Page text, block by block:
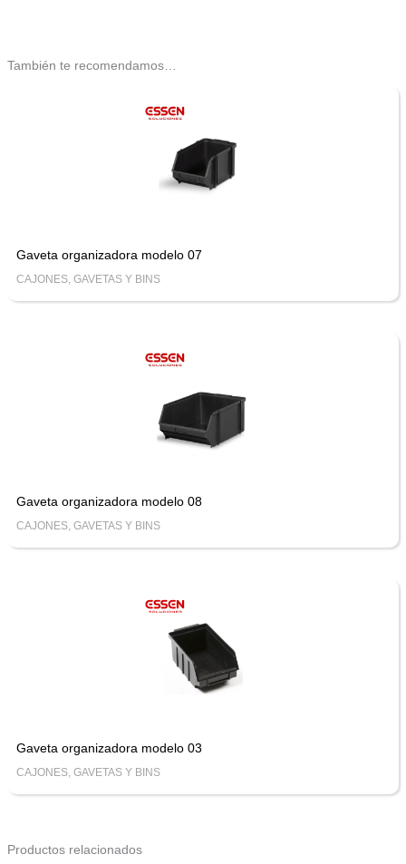
También te recomendamos…
Gaveta organizadora modelo 07
CAJONES, GAVETAS Y BINS
Gaveta organizadora modelo 08
CAJONES, GAVETAS Y BINS
Gaveta organizadora modelo 03
CAJONES, GAVETAS Y BINS
Productos relacionados